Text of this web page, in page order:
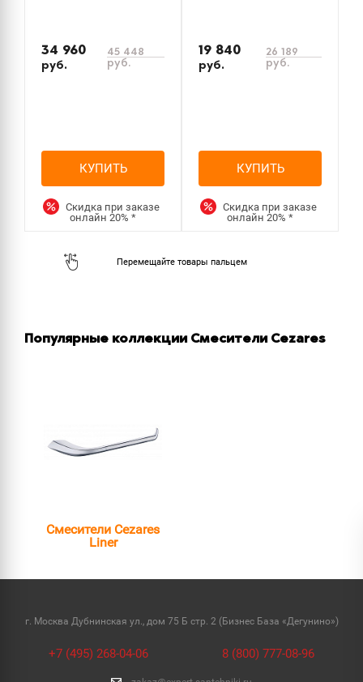
34 960
руб.
45 448
руб.
КУПИТЬ
Скидка при заказе
онлайн20%*
19 840
руб.
26 189
руб.
КУПИТЬ
Скидка при заказе
онлайн20%*
Популярные коллекции Смесители Cezares
Смесители Cezares
Liner
г. Москва Дубнинская ул., дом 75 Б стр. 2 (Бизнес База «Дегунино»)
+7 (495) 268-04-06 8 (800) 777-08-96